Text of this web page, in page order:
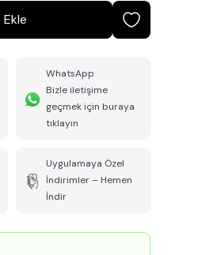
WhatsApp
Bizle iletişime
geçmek için buraya
tıklayın
Uygulamaya Özel
İndirimler – Hemen
İndir